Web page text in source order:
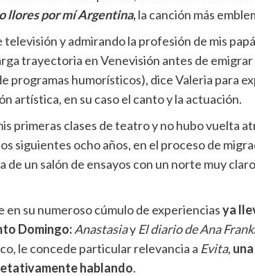
llores por mí Argentina,la canción más
televisión y admirando la profesión de mis
trayectoria en Venevisión antes de emigrar
programas humorísticos), dice Valeria para
artística, en su caso el canto y la actuación.
primeras clases de teatro y no hubo vuelta
siguientes ocho años, en el proceso de
de un salón de ensayos con un norte muy
en su numeroso cúmulo de experienciasya
Domingo: Anastasiay El diario de Ana Frank
le concede particular relevancia a Evita,
hablando.